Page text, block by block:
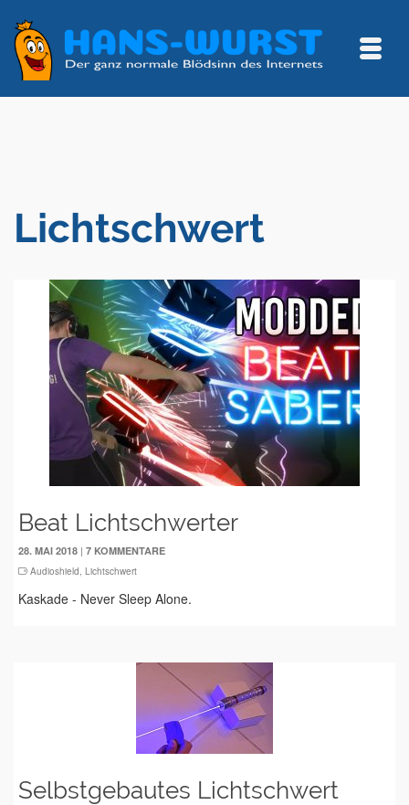
Lichtschwert
Beat Lichtschwerter
28. MAI 2018 | 7 KOMMENTARE
Audioshield, Lichtschwert
Kaskade - Never Sleep Alone.
Selbstgebautes Lichtschwert